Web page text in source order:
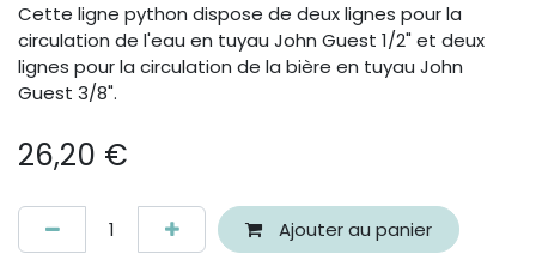
Cette ligne python dispose de deux lignes pour la
circulation de l'eau en tuyau John Guest 1/2" et deux
lignes pour la circulation de la bière en tuyau John
Guest 3/8".
26,20 €
Ajouter au panier